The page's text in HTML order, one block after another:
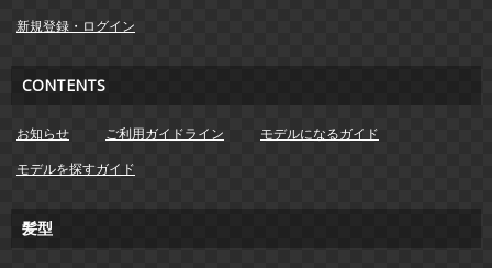
新規登録・ログイン
CONTENTS
お知らせ ご利用ガイドライン モデルになるガイド
モデルを探すガイド
髪型